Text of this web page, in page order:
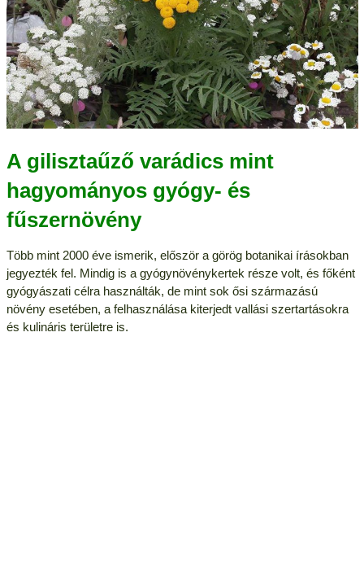
A gilisztaűző varádics mint
hagyományos gyógy- és
fűszernövény
Több mint 2000 éve ismerik, először a görög botanikai írásokban
jegyezték fel. Mindig is a gyógynövénykertek része volt, és főként
gyógyászati célra használták, de mint sok ősi származású
növény esetében, a felhasználása kiterjedt vallási szertartásokra
és kulináris területre is.